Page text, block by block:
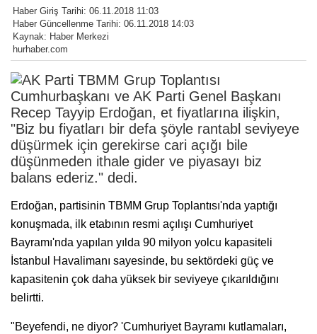
Haber Giriş Tarihi: 06.11.2018 11:03
Haber Güncellenme Tarihi: 06.11.2018 14:03
Kaynak: Haber Merkezi
hurhaber.com
Cumhurbaşkanı ve AK Parti Genel Başkanı
Recep Tayyip Erdoğan, et fiyatlarına ilişkin,
"Biz bu fiyatları bir defa şöyle rantabl seviyeye
düşürmek için gerekirse cari açığı bile
düşünmeden ithale gider ve piyasayı biz
balans ederiz." dedi.
Erdoğan, partisinin TBMM Grup Toplantısı'nda yaptığı
konuşmada, ilk etabının resmi açılışı Cumhuriyet
Bayramı'nda yapılan yılda 90 milyon yolcu kapasiteli
İstanbul Havalimanı sayesinde, bu sektördeki güç ve
kapasitenin çok daha yüksek bir seviyeye çıkarıldığını
belirtti.
"Beyefendi, ne diyor? 'Cumhuriyet Bayramı kutlamaları,